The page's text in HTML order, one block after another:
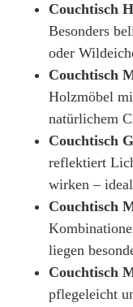
Couchtisch
Besonders
oder
Couchtisch
Holzmöbel
natürlichem
Couchtisch
reflektiert
wirken –
Couchtisch
liegen
Couchtisch
pflegeleicht